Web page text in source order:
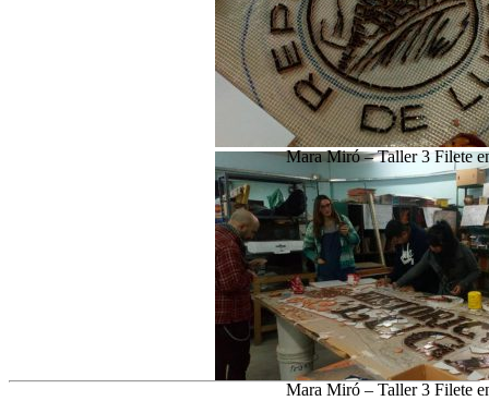
Mara Miró – Taller 3 Filete
Mara Miró – Taller 3 Filete